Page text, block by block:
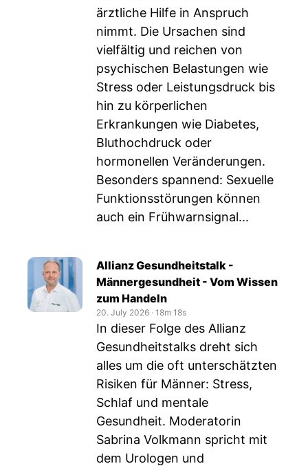
ärztliche Hilfe in Anspruch
nimmt. Die Ursachen sind
vielfältig und reichen von
psychischen Belastungen wie
Stress oder Leistungsdruck bis
hin zu körperlichen
Erkrankungen wie Diabetes,
Bluthochdruck oder
hormonellen Veränderungen.
Besonders spannend: Sexuelle
Funktionsstörungen können
auch ein Frühwarnsignal...
Allianz Gesundheitstalk -
Männergesundheit - Vom Wissen
zum Handeln
20. July 2026 ‧ 18m 18s
In dieser Folge des Allianz
Gesundheitstalks dreht sich
alles um die oft unterschätzten
Risiken für Männer: Stress,
Schlaf und mentale
Gesundheit. Moderatorin
Sabrina Volkmann spricht mit
dem Urologen und